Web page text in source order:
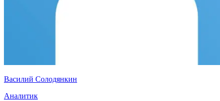
Василий Солодянкин
Аналитик